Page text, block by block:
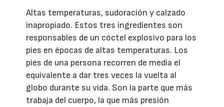
Altas temperaturas, sudoración y calzado
inapropiado. Estos tres ingredientes son
responsables de un cóctel explosivo para los
pies en épocas de altas temperaturas. Los
pies de una persona recorren de media el
equivalente a dar tres veces la vuelta al
globo durante su vida. Son la parte que más
trabaja del cuerpo, la que más presión